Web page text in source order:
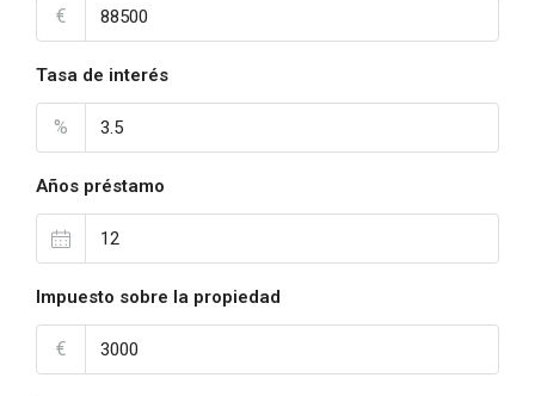
€
Tasa de interés
%
Años préstamo
Impuesto sobre la propiedad
€